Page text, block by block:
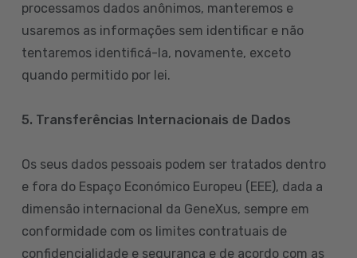
processamos dados anônimos, manteremos e
usaremos as informações sem identificar e não
tentaremos identificá-la, novamente, exceto
quando permitido por lei.
5. Transferências Internacionais de Dados
Os seus dados pessoais podem ser tratados dentro
e fora do Espaço Económico Europeu (EEE), dada a
dimensão internacional da GeneXus, sempre em
conformidade com os limites contratuais de
confidencialidade e segurança e de acordo com as